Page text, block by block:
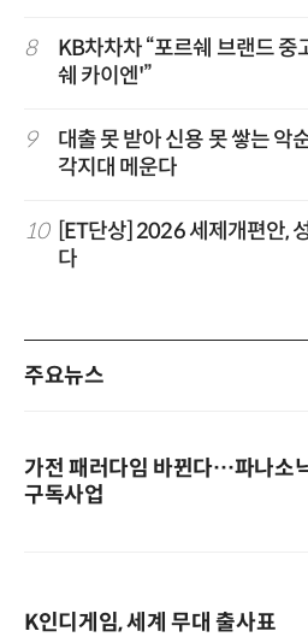
8
KB차차차 “포르쉐 브랜드
쉐 카이엔'”
9
대출 못 받아 신용 못 쌓는
각지대 메운다
10
[ET단상] 2026 세제개편안,
다
주요뉴스
가전 패러다임 바뀐다…파나소
구독사업
K인디게임, 세계 무대 출사표